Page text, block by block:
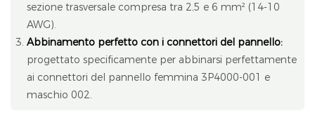
sezione trasversale compresa tra 2,5 e 6 mm² (14-10
AWG).
Abbinamento perfetto con i connettori del pannello:
progettato specificamente per abbinarsi perfettamente
ai connettori del pannello femmina 3P4000-001 e
maschio 002.